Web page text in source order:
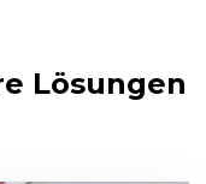
Lösungen